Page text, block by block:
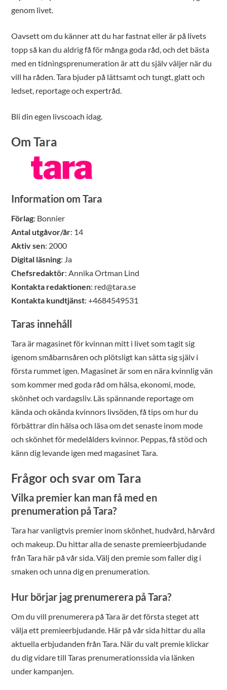
genom livet.
Oavsett om du känner att du har fastnat eller är på livets
topp så kan du aldrig få för många goda råd, och det bästa
med en tidningsprenumeration är att du själv väljer när du
vill ha råden. Tara bjuder på lättsamt och tungt, glatt och
ledset, reportage och expertråd.
Bli din egen livscoach idag.
Om Tara
Information om Tara
Förlag: Bonnier
Antal utgåvor/år: 14
Aktiv sen: 2000
Digital läsning: Ja
Chefsredaktör: Annika Ortman Lind
Kontakta redaktionen: red@tara.se
Kontakta kundtjänst: +4684549531
Taras innehåll
Tara är magasinet för kvinnan mitt i livet som tagit sig
igenom småbarnsåren och plötsligt kan sätta sig själv i
första rummet igen. Magasinet är som en nära kvinnlig vän
som kommer med goda råd om hälsa, ekonomi, mode,
skönhet och vardagsliv. Läs spännande reportage om
kända och okända kvinnors livsöden, få tips om hur du
förbättrar din hälsa och läsa om det senaste inom mode
och skönhet för medelålders kvinnor. Peppas, få stöd och
känn dig levande igen med magasinet Tara.
Frågor och svar om Tara
Vilka premier kan man få med en
prenumeration på Tara?
Tara har vanligtvis premier inom skönhet, hudvård, hårvård
och makeup. Du hittar alla de senaste premieerbjudande
från Tara här på vår sida. Välj den premie som faller dig i
smaken och unna dig en prenumeration.
Hur börjar jag prenumerera på Tara?
Om du vill prenumerera på Tara är det första steget att
välja ett premieerbjudande. Här på vår sida hittar du alla
aktuella erbjudanden från Tara. När du valt premie klickar
du dig vidare till Taras prenumerationssida via länken
under kampanjen.